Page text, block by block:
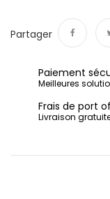
Partager
Paiement
Meilleures
Frais de port
Livraison